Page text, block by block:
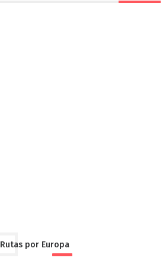
Rutas por Europa